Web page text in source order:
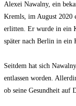
Alexei Nawalny, ein
Kremls, im August 2020
erlitten. Er wurde in ein
später nach Berlin in ein
Seitdem hat sich
entlassen worden.
ob seine Gesundheit auf